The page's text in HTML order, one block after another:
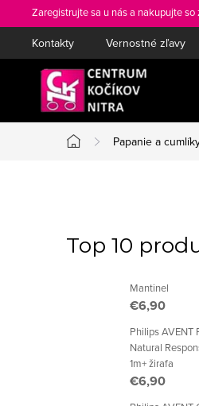
na
Zaregistrujte sa u nás a nakupujte so
Kontakty Vernostné zľavy
Domov
Papanie a
o
Top 10
Mantinel
€6,90
Philips AVENT
Natural
1m+ žirafa
€6,90